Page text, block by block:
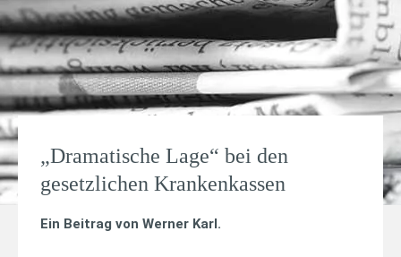
„Dramatische Lage“ bei den
gesetzlichen Krankenkassen
Ein Beitrag von Werner Karl.